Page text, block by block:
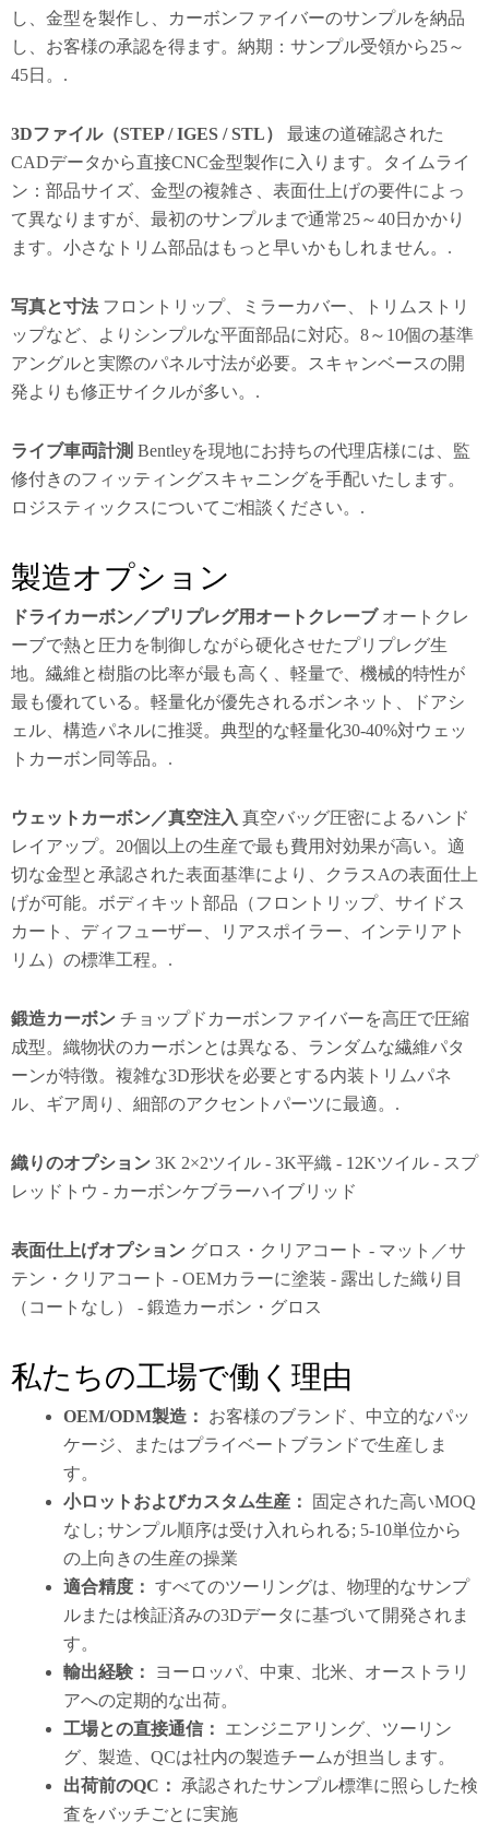
し、金型を製作し、カーボンファイバーのサンプルを納品
し、お客様の承認を得ます。納期：サンプル受領から25～
45日。.
3Dファイル（STEP / IGES / STL）
最速の道確認された
CADデータから直接CNC金型製作に入ります。タイムライ
ン：部品サイズ、金型の複雑さ、表面仕上げの要件によっ
て異なりますが、最初のサンプルまで通常25～40日かかり
ます。小さなトリム部品はもっと早いかもしれません。.
写真と寸法 フロントリップ、ミラーカバー、トリムストリ
ップなど、よりシンプルな平面部品に対応。8～10個の基準
アングルと実際のパネル寸法が必要。スキャンベースの開
発よりも修正サイクルが多い。.
ライブ車両計測 Bentleyを現地にお持ちの代理店様には、監
修付きのフィッティングスキャニングを手配いたします。
ロジスティックスについてご相談ください。.
製造オプション
ドライカーボン／プリプレグ用オートクレーブオートクレ
ーブで熱と圧力を制御しながら硬化させたプリプレグ生
地。繊維と樹脂の比率が最も高く、軽量で、機械的特性が
最も優れている。軽量化が優先されるボンネット、ドアシ
ェル、構造パネルに推奨。典型的な軽量化30-40%対ウェッ
トカーボン同等品。.
ウェットカーボン／真空注入 真空バッグ圧密によるハンド
レイアップ。20個以上の生産で最も費用対効果が高い。適
切な金型と承認された表面基準により、クラスAの表面仕上
げが可能。ボディキット部品（フロントリップ、サイドス
カート、ディフューザー、リアスポイラー、インテリアト
リム）の標準工程。.
鍛造カーボン チョップドカーボンファイバーを高圧で圧縮
成型。織物状のカーボンとは異なる、ランダムな繊維パタ
ーンが特徴。複雑な3D形状を必要とする内装トリムパネ
ル、ギア周り、細部のアクセントパーツに最適。.
織りのオプション 3K 2×2ツイル - 3K平織 - 12Kツイル - スプ
レッドトウ - カーボンケブラーハイブリッド
表面仕上げオプション グロス・クリアコート - マット／サ
テン・クリアコート - OEMカラーに塗装 - 露出した織り目
（コートなし） - 鍛造カーボン・グロス
私たちの工場で働く理由
OEM/ODM製造：
お客様のブランド、中立的なパッ
ケージ、またはプライベートブランドで生産しま
す。
小ロットおよびカスタム生産：
固定された高いMOQ
なし; サンプル順序は受け入れられる; 5-10単位から
の上向きの生産の操業
適合精度： すべてのツーリングは、物理的なサンプ
ルまたは検証済みの3Dデータに基づいて開発されま
す。
輸出経験：
ヨーロッパ、中東、北米、オーストラリ
アへの定期的な出荷。
工場との直接通信：
エンジニアリング、ツーリン
グ、製造、QCは社内の製造チームが担当します。
出荷前のQC：
承認されたサンプル標準に照らした検
査をバッチごとに実施